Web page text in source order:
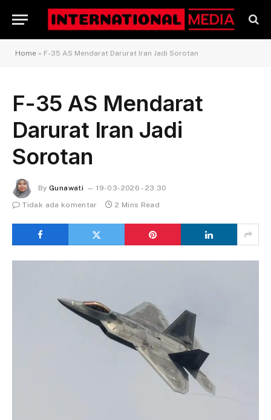
Home » F-35 AS Mendarat Darurat Iran Jadi Sorotan
F-35 AS Mendarat
Darurat Iran Jadi
Sorotan
By Gunawati
19-03-2026 - 23.30
Tidak ada komentar
2 Mins Read